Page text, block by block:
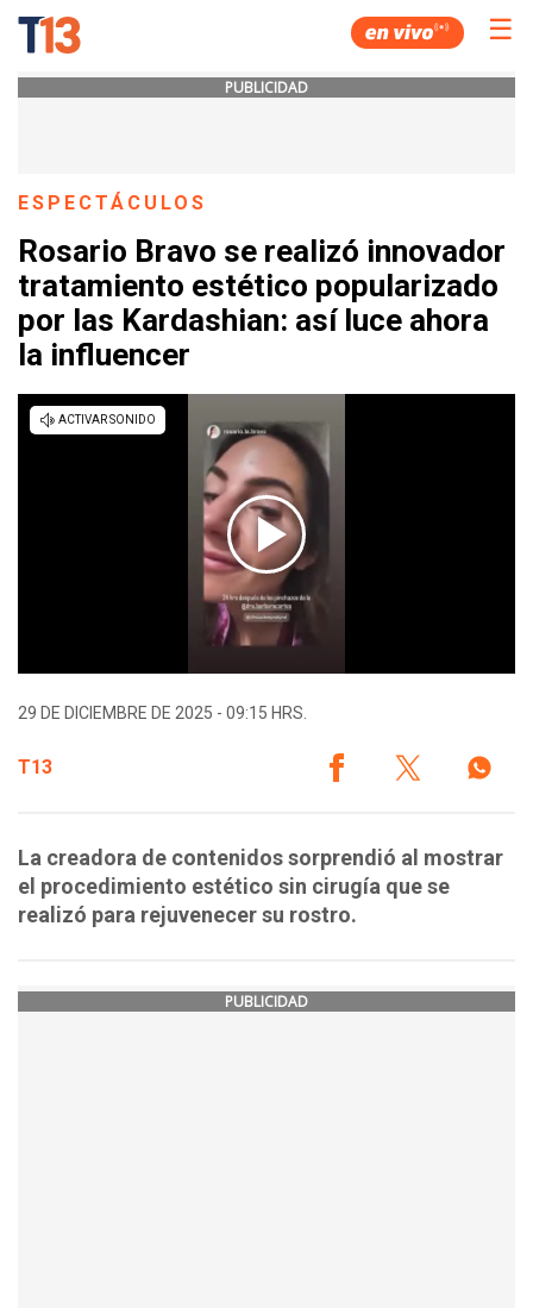
☰
PUBLICIDAD
ESPECTÁCULOS
Rosario Bravo se realizó innovador
tratamiento estético popularizado
por las Kardashian: así luce ahora
la influencer
29 DE DICIEMBRE DE 2025 - 09:15 HRS.
T13
La creadora de contenidos sorprendió al mostrar
el procedimiento estético sin cirugía que se
realizó para rejuvenecer su rostro.
PUBLICIDAD